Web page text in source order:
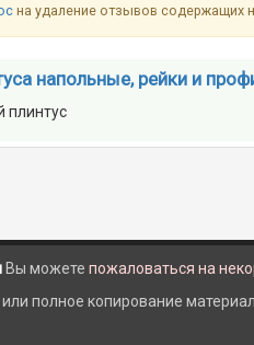
на удаление отзывов
напольные, рейки и
плинтус
Вы можете пожаловаться на
полное копирование